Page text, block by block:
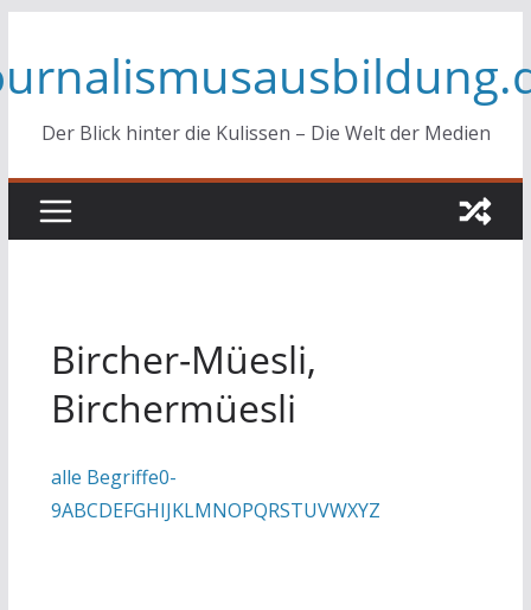
springen
Der Blick hinter die Kulissen – Die Welt der Medien
Bircher-Müesli,
Birchermüesli
alle Begriffe0-
9ABCDEFGHIJKLMNOPQRSTUVWXYZ